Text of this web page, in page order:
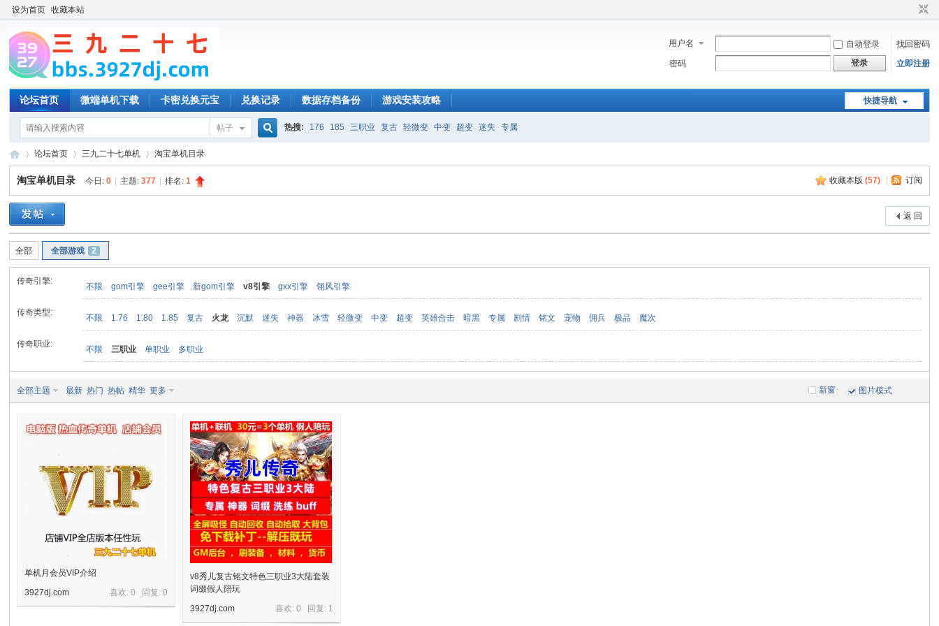
设为首页 收藏本站
用户名 自动登录
找回密码
密码
登录 立即注册
快捷导航
论坛首页 微端单机下载 卡密兑换元宝 兑换记录 数据存档备份 游戏安装攻略
帖子 热搜: 176 185 三职业 复古 轻微变 中变 超变 迷失 专属
»
论坛首页 三九二十七单机 淘宝单机目录
收藏本版 (57) 订阅
淘宝单机目录 今日:0 主题:377 排名:1
返 回
全部 全部游戏 2
传奇引擎:
不限 gom引擎 gee引擎 新gom引擎 v8引擎 gxx引擎 翎风引擎
传奇类型:
不限 1.76 1.80 1.85 复古 火龙 沉默 迷失 神器 冰雪 轻微变 中变 超变 英雄合击 暗黑 专属 剧情 铭文 宠物 佣兵 极品 魔次
传奇职业:
不限 三职业 单职业 多职业
新窗
全部主题 最新 热门 热帖 精华 更多 图片模式
单机月会员VIP介绍
喜欢: 0 回复:0
3927dj.com
v8秀儿复古铭文特色三职业3大陆套装
词缀假人陪玩
喜欢: 0 回复: 1
3927dj.com